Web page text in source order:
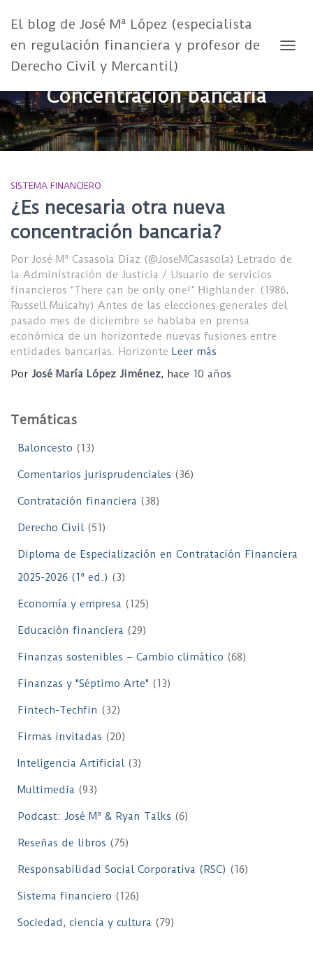
El blog de José Mª López (especialista
en regulación financiera y profesor de
Derecho Civil y Mercantil)
Concentración bancaria
SISTEMA FINANCIERO
¿Es necesaria otra nueva
concentración bancaria?
Por José Mª Casasola Díaz (@JoseMCasasola) Letrado de
la Administración de Justicia / Usuario de servicios
financieros “There can be only one!” Highlander (1986,
Russell Mulcahy) Antes de las elecciones generales del
pasado mes de diciembre se hablaba en prensa
económica de un horizontede nuevas fusiones entre
entidades bancarias. Horizonte Leer más
Por José María López Jiménez, hace 10 años
Temáticas
Baloncesto (13)
Comentarios jurisprudenciales (36)
Contratación financiera (38)
Derecho Civil(51)
Diploma de Especialización en Contratación Financiera
2025-2026 (1ª ed.) (3)
Economía y empresa (125)
Educación financiera (29)
Finanzas sostenibles – Cambio climático (68)
Finanzas y "Séptimo Arte" (13)
Fintech-Techfin (32)
Firmas invitadas (20)
Inteligencia Artificial(3)
Multimedia (93)
Podcast: José Mª & Ryan Talks (6)
Reseñas de libros (75)
Responsabilidad Social Corporativa (RSC) (16)
Sistema financiero (126)
Sociedad, ciencia y cultura (79)